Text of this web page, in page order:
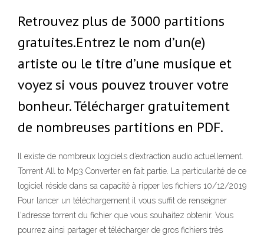
Retrouvez plus de 3000 partitions
gratuites.Entrez le nom d’un(e)
artiste ou le titre d’une musique et
voyez si vous pouvez trouver votre
bonheur. Télécharger gratuitement
de nombreuses partitions en PDF.
Il existe de nombreux logiciels d’extraction audio actuellement.
Torrent All to Mp3 Converter en fait partie. La particularité de ce
logiciel réside dans sa capacité à ripper les fichiers 10/12/2019
Pour lancer un téléchargement il vous suffit de renseigner
l'adresse torrent du fichier que vous souhaitez obtenir. Vous
pourrez ainsi partager et télécharger de gros fichiers très